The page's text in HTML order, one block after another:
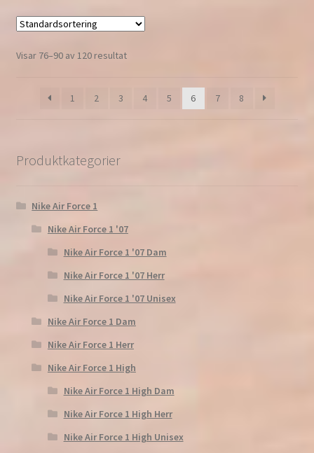
Visar 76–90 av 120 resultat
1 2 3 4 5 6 7 8
Produktkategorier
Nike Air Force 1
Nike Air Force 1 '07
Nike Air Force 1 '07 Dam
Nike Air Force 1 '07 Herr
Nike Air Force 1 '07 Unisex
Nike Air Force 1 Dam
Nike Air Force 1 Herr
Nike Air Force 1 High
Nike Air Force 1 High Dam
Nike Air Force 1 High Herr
Nike Air Force 1 High Unisex